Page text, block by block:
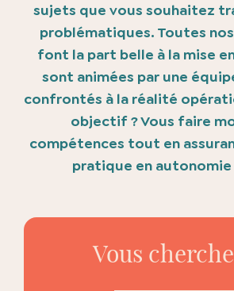
sujets que vous souhaitez
problématiques. Toutes
font la part belle à la mise
sont animées par une
confrontés à la réalité
objectif ? Vous faire
compétences tout en
pratique en
Vous